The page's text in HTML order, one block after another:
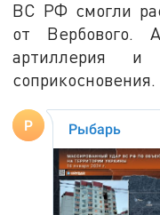
ВС РФ смогли
от Вербового.
артиллерия
соприкосновения.